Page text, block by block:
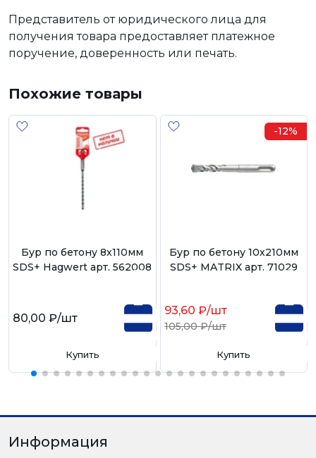
Представитель от юридического лица для
получения товара предоставляет платежное
поручение, доверенность или печать.
Похожие товары
Бур по бетону 8х110мм
SDS+ Hagwert арт. 562008
80,00 ₽/шт
Купить
Бур по бетону 10х210мм
SDS+ MATRIX арт. 71029
93,60 ₽/шт
105,00 ₽/шт
-12%
Купить
Информация